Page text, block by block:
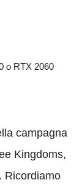
o RTX 2060
campagna
Kingdoms,
Ricordiamo